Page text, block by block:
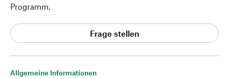
Allgemeine Informationen
Programm.
Frage stellen